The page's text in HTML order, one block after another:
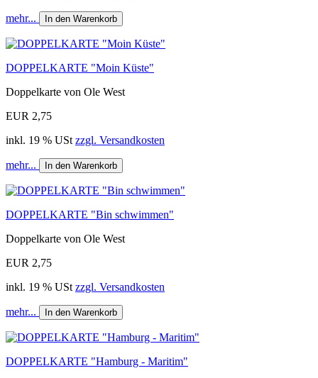
mehr... In den Warenkorb
DOPPELKARTE "Moin Küste"
Doppelkarte von Ole West
EUR 2,75
inkl. 19 % USt zzgl. Versandkosten
mehr... In den Warenkorb
DOPPELKARTE "Bin schwimmen"
Doppelkarte von Ole West
EUR 2,75
inkl. 19 % USt zzgl. Versandkosten
mehr... In den Warenkorb
DOPPELKARTE "Hamburg - Maritim"